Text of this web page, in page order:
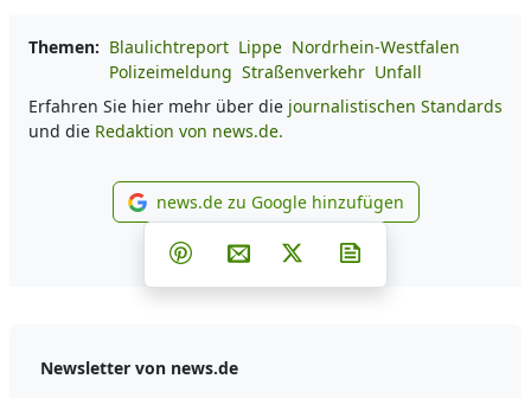
Themen: Blaulichtreport Lippe Nordrhein-Westfalen
Polizeimeldung Straßenverkehr Unfall
Erfahren Sie hier mehr über die journalistischen Standards
und die Redaktion von news.de.
news.de zu Google
news.de zu Google hinzufügen
Teilen auf Facebook
Teilen auf Whatsapp
Teilen auf Telegram
Teilen auf Pinterest
Per E-Mail teilen
Post auf X
Newsletter von news.de